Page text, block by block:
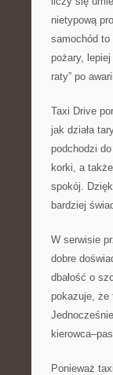
nietypową
samochód to
pożary,
raty” po
Taxi Drive
jak działa
podchodzi
korki, a
spokój.
bardziej
W serwisie
dobre
dbałość o
pokazuje, że
Ponieważ